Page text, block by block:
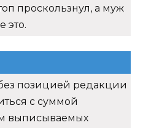
проскользнул, а муж
это.
позицией редакции
с суммой
выписываемых